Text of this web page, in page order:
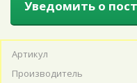
Уведомить о
Артикул
Производитель